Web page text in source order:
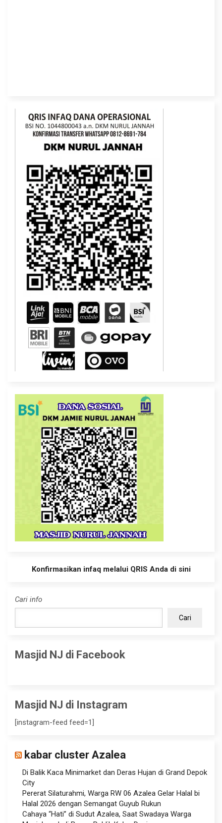
Konfirmasikan infaq melalui QRIS Anda di sini
Cari info
Cari
Masjid NJ di Facebook
Masjid NJ di Instagram
[instagram-feed feed=1]
kabar cluster Azalea
Di Balik Kaca Minimarket dan Deras Hujan di Grand Depok
City
Pererat Silaturahmi, Warga RW 06 Azalea Gelar Halal bi
Halal 2026 dengan Semangat Guyub Rukun
Cahaya “Hati” di Sudut Azalea, Saat Swadaya Warga